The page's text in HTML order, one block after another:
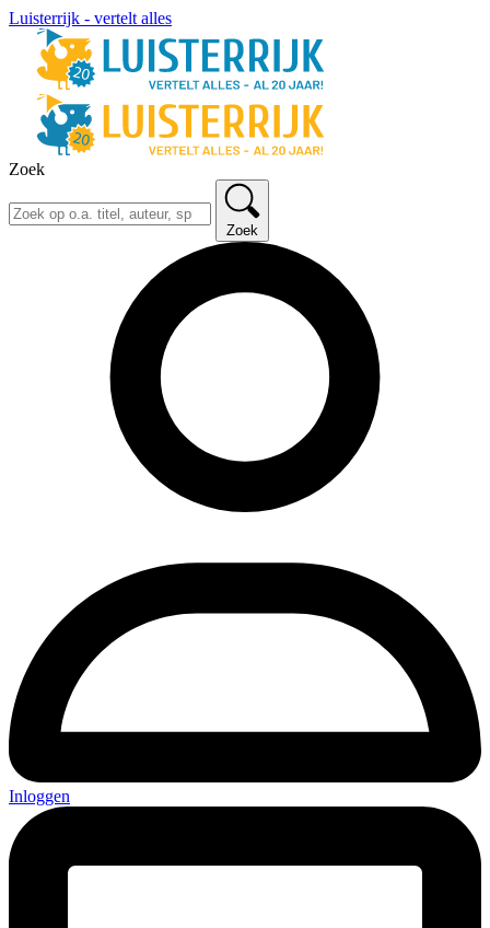
Luisterrijk - vertelt alles
Zoek
Zoek
Inloggen